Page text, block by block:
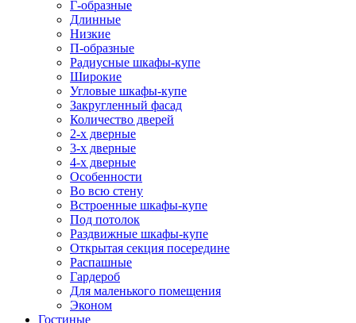
Г-образные
Длинные
Низкие
П-образные
Радиусные шкафы-купе
Широкие
Угловые шкафы-купе
Закругленный фасад
Количество дверей
2-х дверные
3-х дверные
4-х дверные
Особенности
Во всю стену
Встроенные шкафы-купе
Под потолок
Раздвижные шкафы-купе
Открытая секция посередине
Распашные
Гардероб
Для маленького помещения
Эконом
Гостиные